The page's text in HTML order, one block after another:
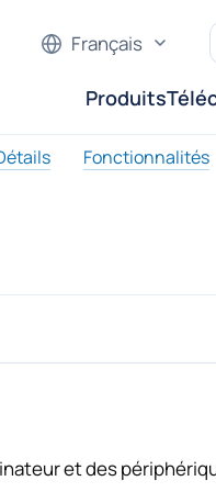
Produits
Français
Fonctionnalités
et des